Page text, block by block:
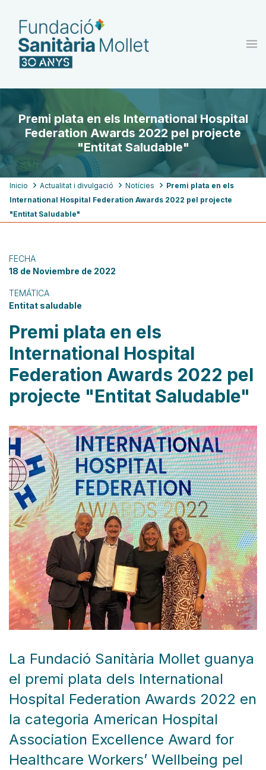
contenido
principal
Premi plata en els International Hospital
Federation Awards 2022 pel projecte
"Entitat Saludable"
Ruta
de
Inicio Actualitat i divulgació Notícies
Premi plata en els
International Hospital Federation Awards 2022 pel projecte
"Entitat Saludable"
FECHA
18 de Noviembre de 2022
TEMÁTICA
Entitat saludable
Premi plata en els
International Hospital
Federation Awards 2022 pel
projecte "Entitat Saludable"
La Fundació Sanitària Mollet guanya
el premi plata dels International
Hospital Federation Awards 2022 en
la categoria American Hospital
Association Excellence Award for
Healthcare Workers’ Wellbeing pel